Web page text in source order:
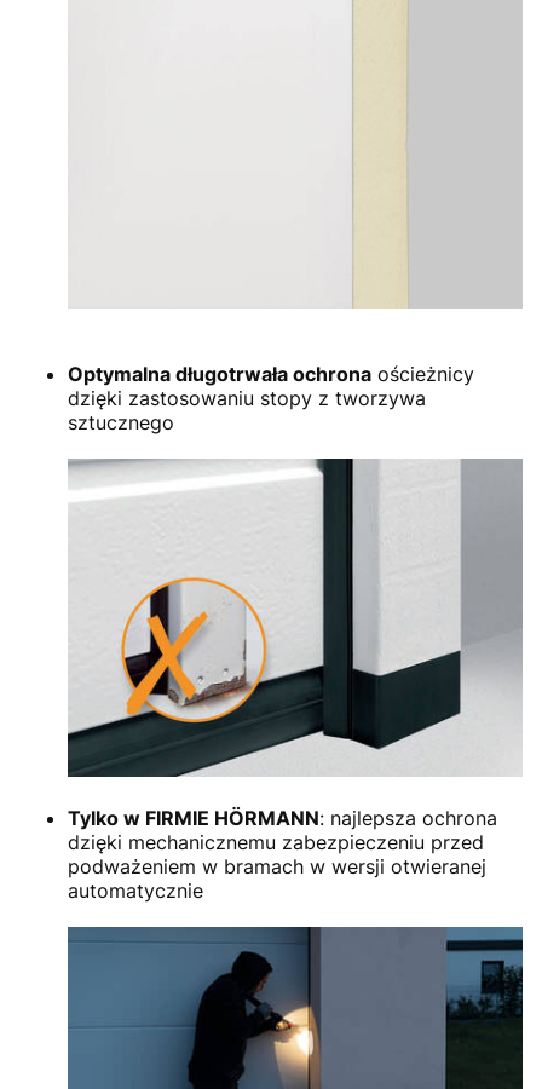
Optymalna długotrwała ochrona ościeżnicy
dzięki zastosowaniu stopy z tworzywa
sztucznego
Tylko w FIRMIE HÖRMANN: najlepsza ochrona
dzięki mechanicznemu zabezpieczeniu przed
podważeniem w bramach w wersji otwieranej
automatycznie